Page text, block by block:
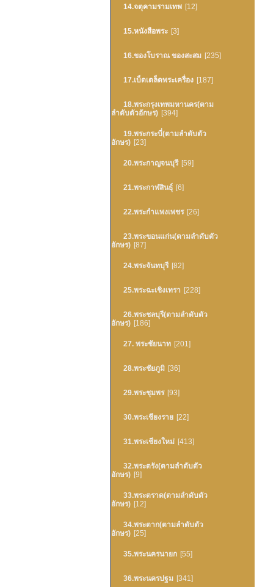
14.จตุคามรามเทพ [12]
15.หนังสือพระ [3]
16.ของโบราณ ของสะสม [235]
17.เบ็ดเตล็ดพระเครื่อง [187]
18.พระกรุงเทพมหานคร(ตาม
ลำดับตัวอักษร) [394]
19.พระกระบี่(ตามลำดับตัว
อักษร) [23]
20.พระกาญจนบุรี [59]
21.พระกาฬสินธุ์ [6]
22.พระกำแพงเพชร [26]
23.พระขอนแก่น(ตามลำดับตัว
อักษร) [87]
24.พระจันทบุรี [82]
25.พระฉะเชิงเทรา [228]
26.พระชลบุรี(ตามลำดับตัว
อักษร) [186]
27. พระชัยนาท [201]
28.พระชัยภูมิ [36]
29.พระชุมพร [93]
30.พระเชียงราย [22]
31.พระเชียงใหม่ [413]
32.พระตรัง(ตามลำดับตัว
อักษร) [9]
33.พระตราด(ตามลำดับตัว
อักษร) [12]
34.พระตาก(ตามลำดับตัว
อักษร) [25]
35.พระนครนายก [55]
36.พระนครปฐม [341]